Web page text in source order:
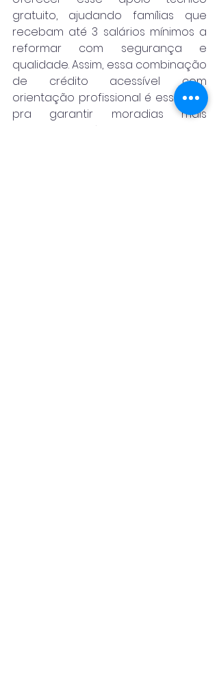
gratuito, ajudando famílias que
recebam até 3 salários mínimos a
reformar com segurança e
qualidade. Assim, essa combinação
de crédito acessível com
orientação profissional é essencial
pra garantir moradias mais
seguras, saudáveis e dignas para